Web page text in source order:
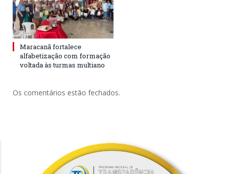
Maracanã fortalece
alfabetização com formação
voltada às turmas multiano
Os comentários estão fechados.